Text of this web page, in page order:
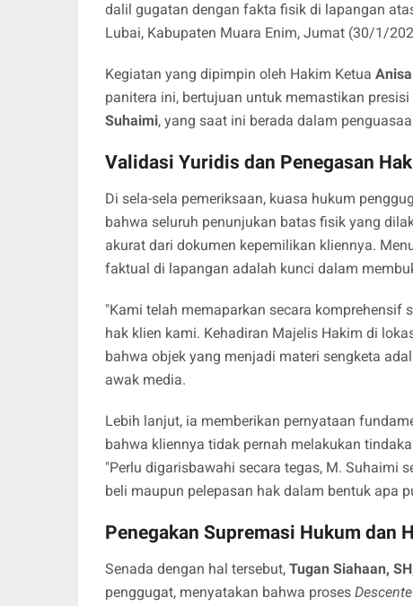
dalil gugatan dengan fakta fisik di lapangan
Lubai, Kabupaten Muara Enim, Jumat (30/1/
​Kegiatan yang dipimpin oleh Hakim Ketua
panitera ini, bertujuan untuk memastikan
Suhaimi, yang saat ini berada dalam
Validasi Yuridis dan Penegasan
​Di sela-sela pemeriksaan, kuasa hukum
bahwa seluruh penunjukan batas fisik yang
akurat dari dokumen kepemilikan kliennya.
faktual di lapangan adalah kunci dalam
​"Kami telah memaparkan secara
hak klien kami. Kehadiran Majelis Hakim di
bahwa objek yang menjadi materi sengketa
awak media.
​Lebih lanjut, ia memberikan pernyataan
bahwa kliennya tidak pernah melakukan
"Perlu digarisbawahi secara tegas, M. Suhaimi
beli maupun pelepasan hak dalam bentuk apa
Penegakan Supremasi Hukum dan
​Senada dengan hal tersebut, Tugan Siahaan,
penggugat, menyatakan bahwa proses Descente